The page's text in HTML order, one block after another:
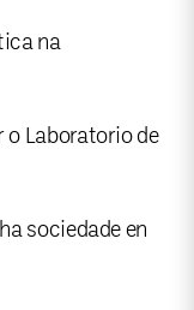
na
o Laboratorio de
sociedade en